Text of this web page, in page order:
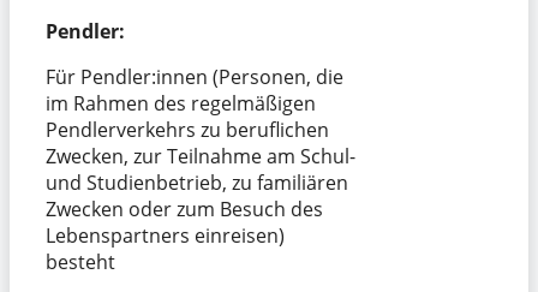
Pendler:
Für Pendler:innen (Personen, die
im Rahmen des regelmäßigen
Pendlerverkehrs zu beruflichen
Zwecken, zur Teilnahme am Schul-
und Studienbetrieb, zu familiären
Zwecken oder zum Besuch des
Lebenspartners einreisen)
besteht